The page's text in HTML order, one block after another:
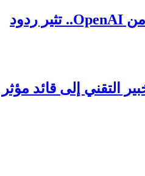
أول رحلة فاخرة من OpenAI.. تثير ردود
التقني إلى قائد مؤثر